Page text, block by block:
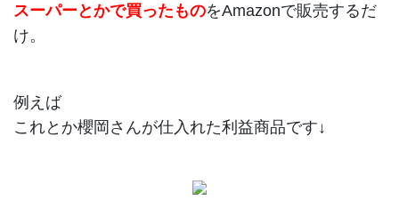
スーパーとかで買ったものをAmazonで販売するだ
け。
例えば
これとか櫻岡さんが仕入れた利益商品です↓